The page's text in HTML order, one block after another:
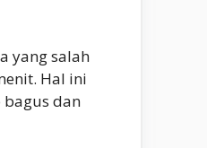
yang salah
Hal ini
dan